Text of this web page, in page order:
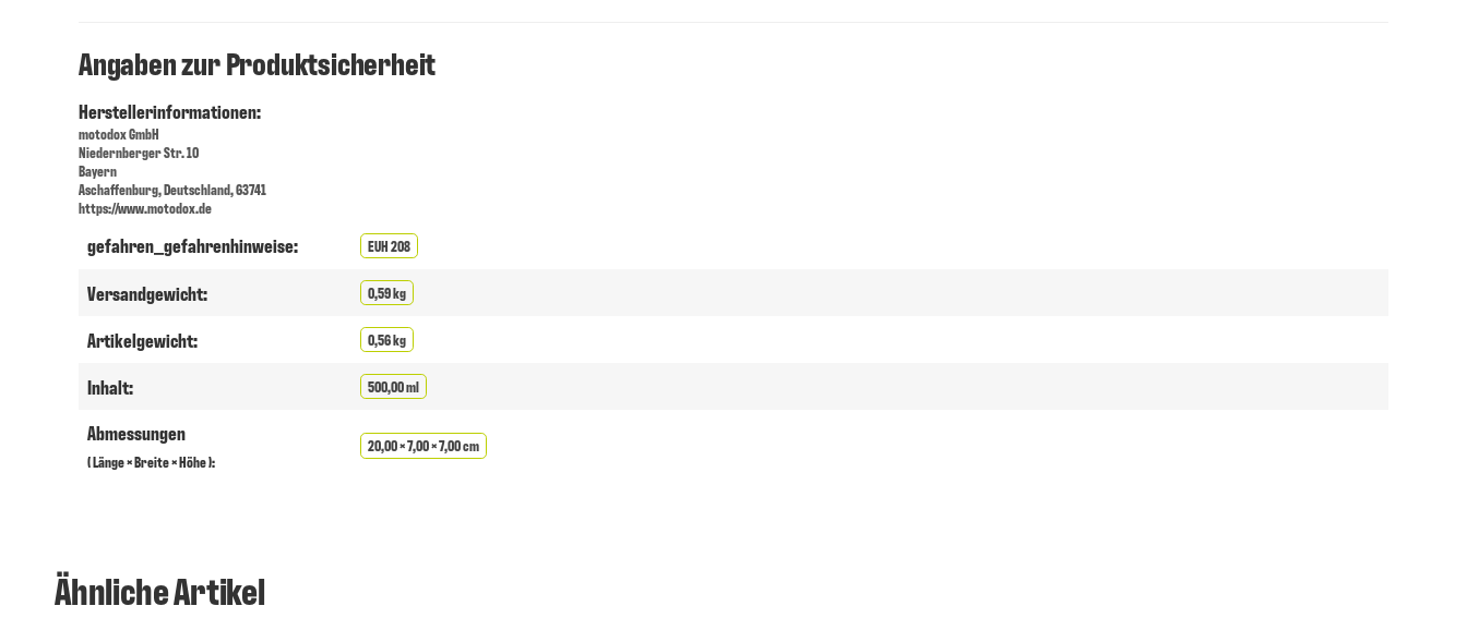
Angaben zur Produktsicherheit
Herstellerinformationen:
motodox GmbH
Niedernberger Str. 10
Bayern
Aschaffenburg, Deutschland, 63741
https://www.motodox.de
gefahren_gefahrenhinweise: EUH 208
Versandgewicht: 0,59 kg
Artikelgewicht: 0,56 kg
Inhalt: 500,00 ml
Abmessungen
( Länge × Breite × Höhe ):
20,00 × 7,00 × 7,00 cm
Ähnliche Artikel